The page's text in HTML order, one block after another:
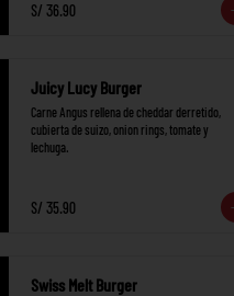
S/ 36.90
Juicy Lucy Burger
Carne Angus rellena de cheddar derretido,
cubierta de suizo, onion rings, tomate y
lechuga.
S/ 35.90
Swiss Melt Burger